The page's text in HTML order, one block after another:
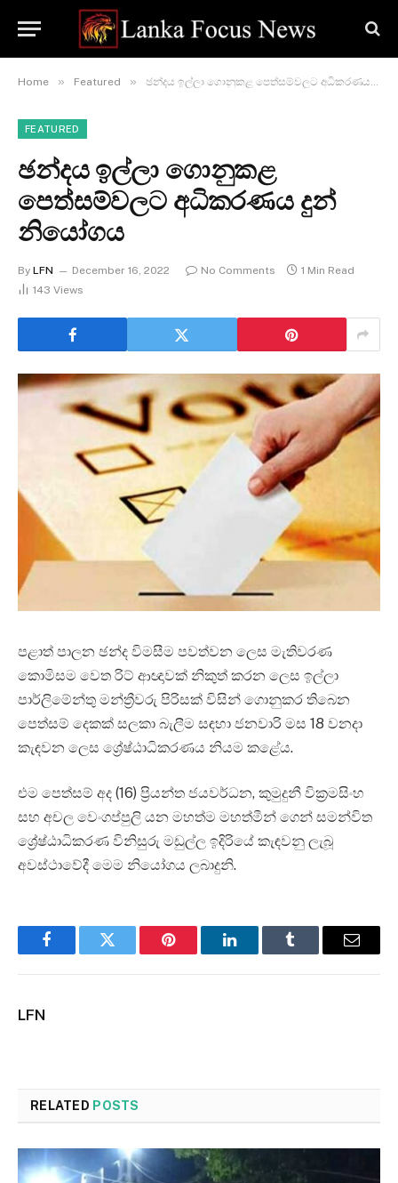
Home » Featured » ඡන්දය ඉල්ලා ගොනුකළ පෙත්සම්වලට අධිකරණය දුන් නියෝගය
FEATURED
ඡන්දය ඉල්ලා ගොනුකළ
පෙත්සම්වලට අධිකරණය දුන්
නියෝගය
By LFN December 16, 2022 No Comments
1 Min Read
143 Views
පළාත් පාලන ඡන්ද විමසීම පවත්වන ලෙස මැතිවරණ
කොමිසම වෙත රිට් ආඥාවක් නිකුත් කරන ලෙස ඉල්ලා
පාර්ලිමේන්තු මන්ත්‍රීවරු පිරිසක් විසින් ගොනුකර තිබෙන
පෙත්සම් දෙකක් සලකා බැලීම සඳහා ජනවාරි මස 18 වනදා
කැඳවන ලෙස ශ්‍රේෂ්ඨාධිකරණය නියම කළේය.
එම පෙත්සම් අද (16) ප්‍රියන්ත ජයවර්ධන, කුමුදුනී වික්‍රමසිංහ
සහ අචල වෙංගප්පුලි යන මහත්ම මහත්මීන් ගෙන් සමන්විත
ශ්‍රේෂ්ඨාධිකරණ විනිසුරු මඩුල්ල ඉදිරියේ කැඳවනු ලැබූ
අවස්ථාවේදී මෙම නියෝගය ලබාදුනි.
FacebookTwitter Pinterest LinkedInTumblr Email
LFN
RELATED POSTS